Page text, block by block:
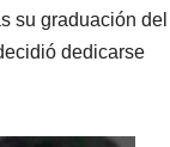
su graduación del
dedicarse